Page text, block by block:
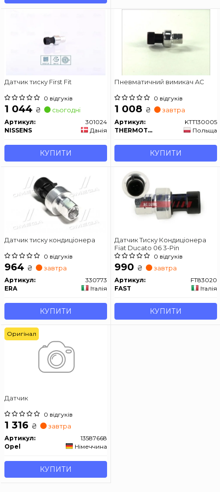
Датчик тиску First Fit
0 відгуків
1 044 ₴ сьогодні
Артикул:
301024
NISSENS
Данія
КУПИТИ
Пневматичний вимикач AC
0 відгуків
1 008 ₴ завтра
Артикул:
KTT130005
THERMOTEC
Польща
КУПИТИ
Датчик тиску кондиціонера
0 відгуків
964 ₴ завтра
Артикул:
330773
ERA
Італія
КУПИТИ
Датчик Тиску Кондиціонера
Fiat Ducato 06 3-Pin
0 відгуків
990 ₴ завтра
Артикул:
FT83020
FAST
Італія
КУПИТИ
Датчик
0 відгуків
1 316 ₴ завтра
Артикул:
13587668
Opel
Німеччина
КУПИТИ
Оригінал